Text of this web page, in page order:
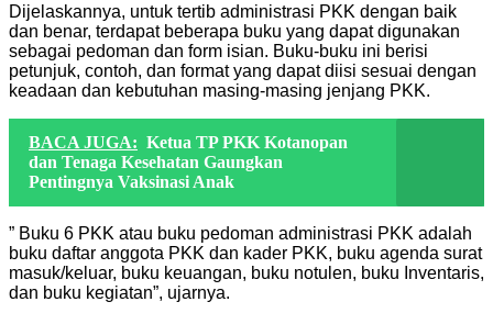
Dijelaskannya, untuk tertib administrasi PKK dengan baik
dan benar, terdapat beberapa buku yang dapat digunakan
sebagai pedoman dan form isian. Buku-buku ini berisi
petunjuk, contoh, dan format yang dapat diisi sesuai dengan
keadaan dan kebutuhan masing-masing jenjang PKK.
BACA JUGA: Ketua TP PKK Kotanopan
dan Tenaga Kesehatan Gaungkan
Pentingnya Vaksinasi Anak
” Buku 6 PKK atau buku pedoman administrasi PKK adalah
buku daftar anggota PKK dan kader PKK, buku agenda surat
masuk/keluar, buku keuangan, buku notulen, buku Inventaris,
dan buku kegiatan”, ujarnya.